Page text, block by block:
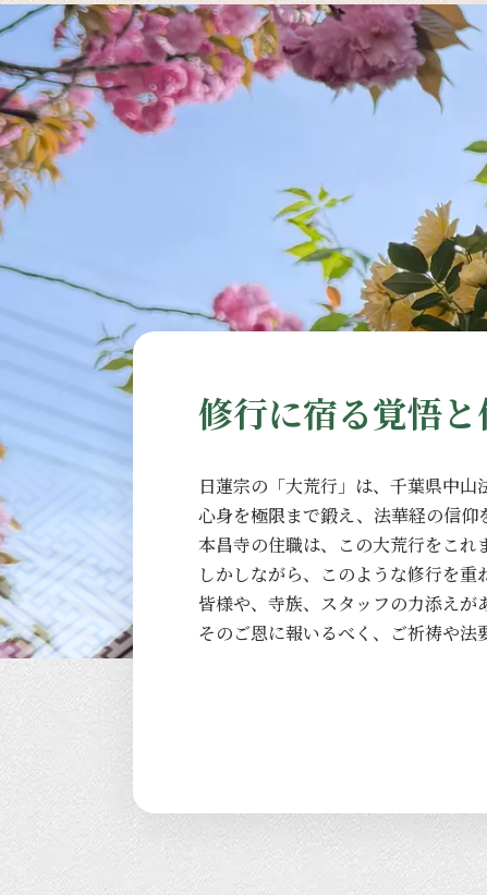
修行に宿る覚悟
日蓮宗の 「大荒行」は、 千葉県中山
心身を極限まで鍛え、 法華経の信仰
本昌寺の住職は、 この大荒行をこれ
しかしながら、
このような修行を重
皆様や、 寺族、 スタッフの力添えが
そのご恩に報いるべく、 ご祈祷や法